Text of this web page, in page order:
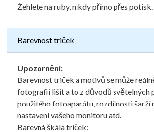
Žehlete na ruby, nikdy přímo přes potisk.
Barevnost triček
Upozornění:
Barevnost triček a motivů se může
fotografii lišit a to z důvodů světelných
použitého fotoaparátu, rozdílnosti šarží
nastavení vašeho monitoru atd.
Barevná škála triček: